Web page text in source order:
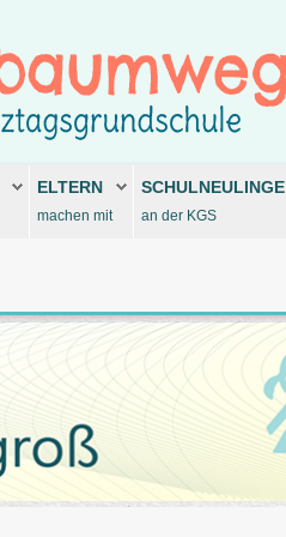
ELTERN
machen mit
SCHULNEULINGE
an der KGS